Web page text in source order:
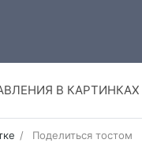
В КАРТИНКАХ
Поделиться тостом